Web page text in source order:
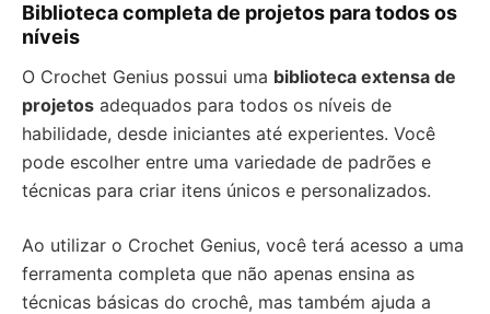
Biblioteca completa de projetos para todos os
níveis
O Crochet Genius possui uma biblioteca extensa de
projetos adequados para todos os níveis de
habilidade, desde iniciantes até experientes. Você
pode escolher entre uma variedade de padrões e
técnicas para criar itens únicos e personalizados.
Ao utilizar o Crochet Genius, você terá acesso a uma
ferramenta completa que não apenas ensina as
técnicas básicas do crochê, mas também ajuda a